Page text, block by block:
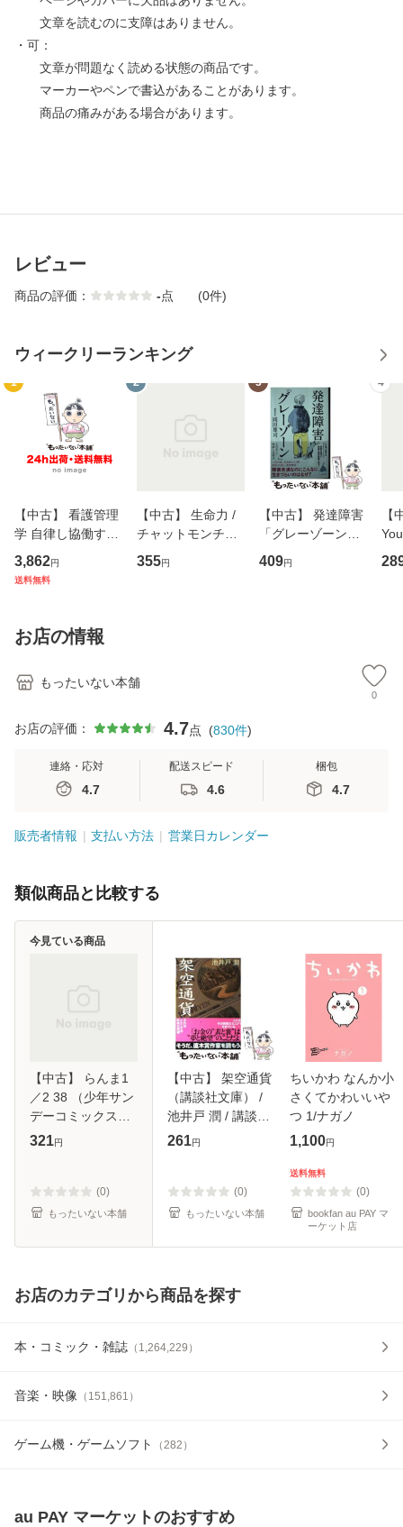
文章を読むのに支障はありません。
・可：
文章が問題なく読める状態の商品です。
マーカーやペンで書込があることがあります。
商品の痛みがある場合があります。
レビュー
商品の評価： -点 (0件)
ウィークリーランキング
1
【中古】 看護管理
学 自律し協働する
専門職の看護マネ
ジメントスキル 改
恵 藤本幸三 / 南江
堂 [単行
3,862円
送料無料
2
【中古】 生命力 /
チャットモンチー /
キューンレコード
[CD]【メール便送
355円
3
【中古】 発達障害
「グレーゾーン」
その正しい理解と
克服法 (SB新書 57
409円
4
【
のが
お店の情報
もったいない本舗
0
お店の評価： 4.7点 (830件)
連絡・応対
4.7
配送スピード
4.6
梱包
4.7
販売者情報 支払い方法 営業日カレンダー
類似商品と比較する
【中古】 らんま1
／2 38 （少年サン
デーコミックス） /
高橋 留美子 / 小学
321円
(0)
もったいない本舗
今見ている商品
【中古】 架空通貨
（講談社文庫） /
池井戸 潤 / 講談社
[文庫]【メール便送
261円
(0)
もったいない本舗
ちいかわ なんか小
さくてかわいいや
つ 1/ナガノ
1,100円
送料無料
(0)
bookfan au PAY マ
ーケット店
お店のカテゴリから商品を探す
本・コミック・雑誌 （ 1,264,229 ）
音楽・映像 （ 151,861 ）
ゲーム機・ゲームソフト （282 ）
au PAY マーケットのおすすめ